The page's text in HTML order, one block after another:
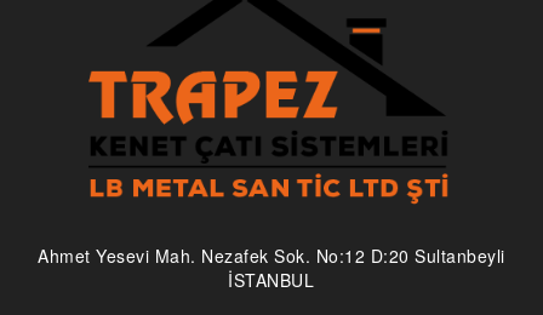
Ahmet Yesevi Mah. Nezafek Sok. No:12 D:20 Sultanbeyli
İSTANBUL